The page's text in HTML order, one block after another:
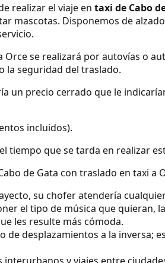
realizar el viaje en taxi de Cabo
mascotas. Disponemos de
Orce se realizará por autovías o
la seguridad del traslado.
un precio cerrado que le
incluidos).
tiempo que se tarda en realizar
de Gata con traslado en taxi a
su chofer atendería
el tipo de música que quieran,
les resulte más cómoda.
de desplazamientos a la inversa;
y viajes entre